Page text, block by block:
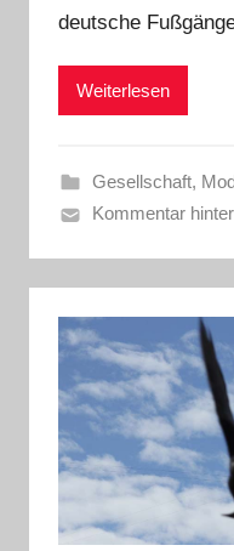
deutsche
Weiterlesen
Gesellschaft,
Kommentar